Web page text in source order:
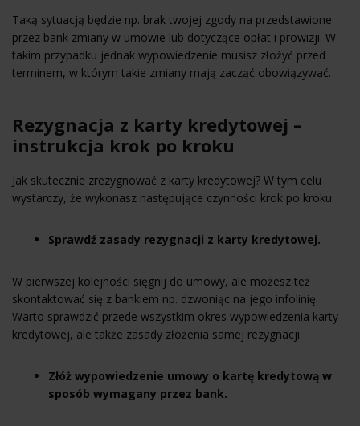
Taką sytuacją będzie np. brak twojej zgody na przedstawione
przez bank zmiany w umowie lub dotyczące opłat i prowizji. W
takim przypadku jednak wypowiedzenie musisz złożyć przed
terminem, w którym takie zmiany mają zacząć obowiązywać.
Rezygnacja z karty kredytowej –
instrukcja krok po kroku
Jak skutecznie zrezygnować z karty kredytowej? W tym celu
wystarczy, że wykonasz następujące czynności krok po kroku:
Sprawdź zasady rezygnacji z karty kredytowej.
W pierwszej kolejności sięgnij do umowy, ale możesz też
skontaktować się z bankiem np. dzwoniąc na jego infolinię.
Warto sprawdzić przede wszystkim okres wypowiedzenia karty
kredytowej, ale także zasady złożenia samej rezygnacji.
Złóż wypowiedzenie umowy o kartę kredytową w
sposób wymagany przez bank.